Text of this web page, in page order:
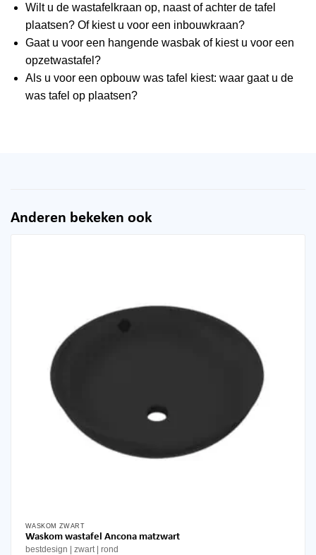
Wilt u de wastafelkraan op, naast of achter de tafel
plaatsen? Of kiest u voor een inbouwkraan?
Gaat u voor een hangende wasbak of kiest u voor een
opzetwastafel?
Als u voor een opbouw was tafel kiest: waar gaat u de
was tafel op plaatsen?
Anderen bekeken ook
WASKOM ZWART
Waskom wastafel Ancona matzwart
bestdesign zwart rond